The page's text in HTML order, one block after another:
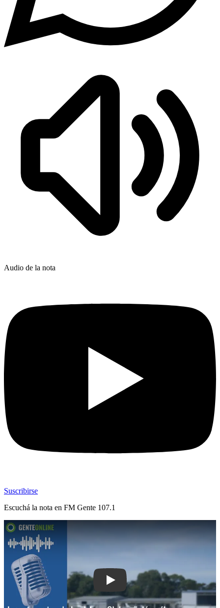
Audio de la nota
Suscribirse
Escuchá la nota en FM Gente 107.1
Play: Ingeniero vinculado al Aero